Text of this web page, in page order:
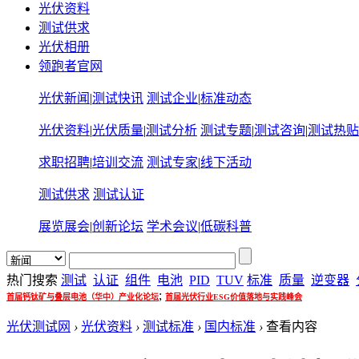
光伏资料
测试供求
光伏相册
领跑者官网
光伏新闻 |测试快讯 测试企业|标准动态
光伏资料|光伏质量|测试分析 测试专题|测试咨询|测试热贴
求职招聘|培训交流 测试专家|线下活动
测试供求 测试认证
展览展会|创新论坛 学术会议|低碳科普
热门搜索 测试 认证 组件 电池 PID TUV 标准 质量 逆变器
首届钙钛矿与叠层电池（华中）产业化论坛; 首届光伏行业ESG价值落地与实践峰会
光伏测试网 › 光伏资料 › 测试标准 › 国内标准 › 查看内容